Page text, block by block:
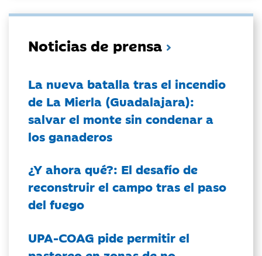
Noticias de prensa
La nueva batalla tras el incendio
de La Mierla (Guadalajara):
salvar el monte sin condenar a
los ganaderos
¿Y ahora qué?: El desafío de
reconstruir el campo tras el paso
del fuego
UPA-COAG pide permitir el